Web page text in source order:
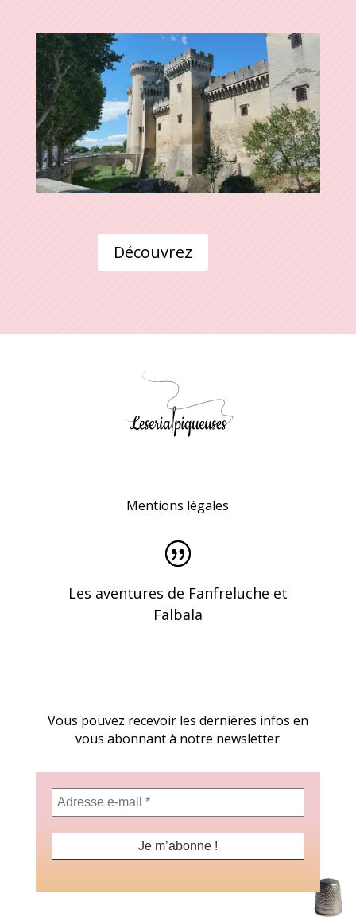
Découvrez
Mentions légales
Les aventures de Fanfreluche et
Falbala
Vous pouvez recevoir les dernières infos en
vous abonnant à notre newsletter